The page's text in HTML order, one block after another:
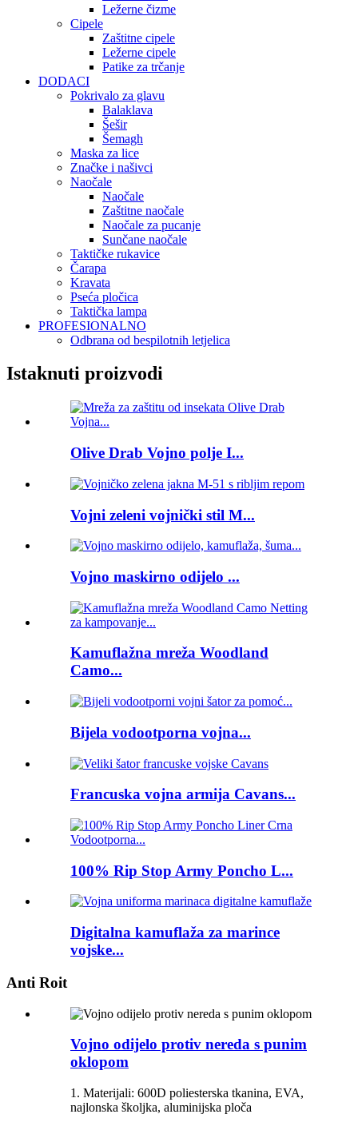
Ležerne čizme
Cipele
Zaštitne cipele
Ležerne cipele
Patike za trčanje
DODACI
Pokrivalo za glavu
Balaklava
Šešir
Šemagh
Maska za lice
Značke i našivci
Naočale
Naočale
Zaštitne naočale
Naočale za pucanje
Sunčane naočale
Taktičke rukavice
Čarapa
Kravata
Pseća pločica
Taktička lampa
PROFESIONALNO
Odbrana od bespilotnih letjelica
Istaknuti proizvodi
Olive Drab Vojno polje I...
Vojni zeleni vojnički stil M...
Vojno maskirno odijelo ...
Kamuflažna mreža Woodland
Camo...
Bijela vodootporna vojna...
Francuska vojna armija Cavans...
100% Rip Stop Army Poncho L...
Digitalna kamuflaža za marince
vojske...
Anti Roit
Vojno odijelo protiv nereda s punim
oklopom
1. Materijali: 600D poliesterska tkanina, EVA,
najlonska školjka, aluminijska ploča